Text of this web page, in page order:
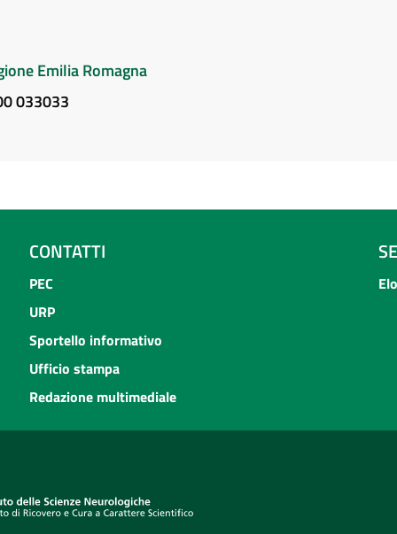
Emilia Romagna
033033
CONTATTI
PEC
URP
Sportello informativo
Ufficio stampa
Redazione multimediale